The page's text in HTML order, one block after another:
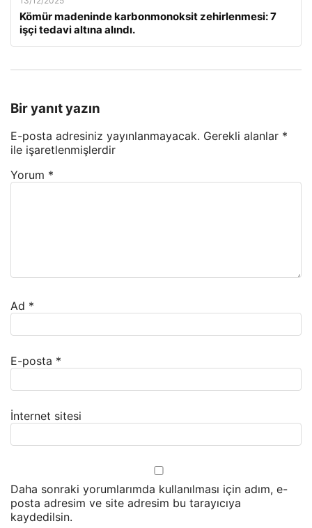
Kömür madeninde karbonmonoksit zehirlenmesi: 7
işçi tedavi altına alındı.
Bir yanıt yazın
E-posta adresiniz yayınlanmayacak. Gerekli alanlar *
ile işaretlenmişlerdir
Yorum *
Ad *
E-posta *
İnternet sitesi
Daha sonraki yorumlarımda kullanılması için adım, e-
posta adresim ve site adresim bu tarayıcıya
kaydedilsin.